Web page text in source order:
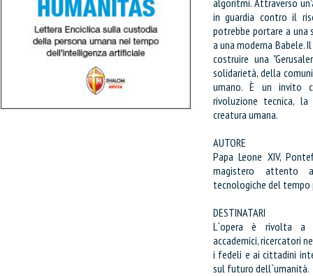
algoritmi. Attraverso
in guardia contro il
potrebbe portare a una
a una moderna Babele.
costruire una
solidarietà, della
umano. È un invito
rivoluzione tecnica,
creatura umana.
AUTORE
Papa Leone XIV,
magistero attento
tecnologiche del tempo
DESTINATARI
L`opera è rivolta a
accademici, ricercatori
i fedeli e ai cittadini
sul futuro dell`umanità.